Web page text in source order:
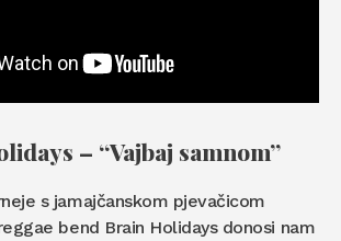
– “Vajbaj samnom”
s jamajčanskom pjevačicom
bend Brain Holidays donosi nam